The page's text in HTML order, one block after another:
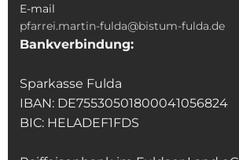
E-mail
pfarrei.martin-fulda@bistum-fulda.de
Bankverbindung:
Sparkasse Fulda
IBAN: DE75530501800041056824
BIC: HELADEF1FDS